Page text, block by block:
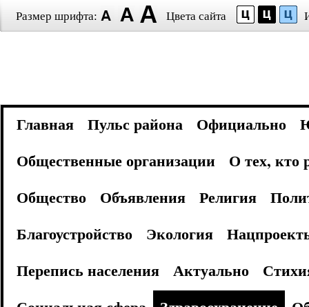
Размер шрифта: Цвета сайта
Главная Пульс района Официально
Общественные организации
О тех, кто
Общество
Объявления Религия
Благоустройство
Экология
Перепись населения
Актуально